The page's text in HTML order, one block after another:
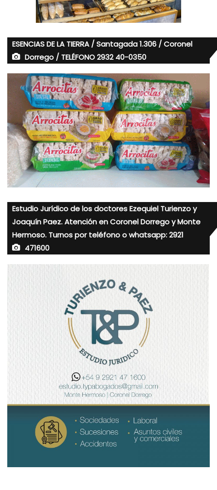
ESENCIAS DE LA TIERRA / Santagada 1.306 / Coronel
Dorrego / TELÉFONO 2932 40-0350
Estudio Jurídico de los doctores Ezequiel Turienzo y
Joaquín Paez. Atención en Coronel Dorrego y Monte
Hermoso. Turnos por teléfono o whatsapp: 2921
471600